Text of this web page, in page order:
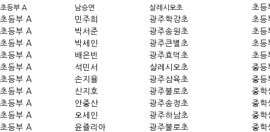
초등부 A 남승연 살레시오초
초
초등부 A
민주희 광주학강초
초등
초등부 A
박서준 광주송원초
초등
초등부 A
박세인 광주큰별초
초등
초등부 A
배은빈 광주효덕초
초등
초등부 A
석민서 살레시오초
중등
초등부 A
손지율 광주삼육초
중등
초등부 A
신지호 광주불로초
중학
초등부 A
안중산 광주송정초
중학
초등부 A
오세인 광주하남초
중학
초등부 A
윤쥴리아 광주불로초
중학